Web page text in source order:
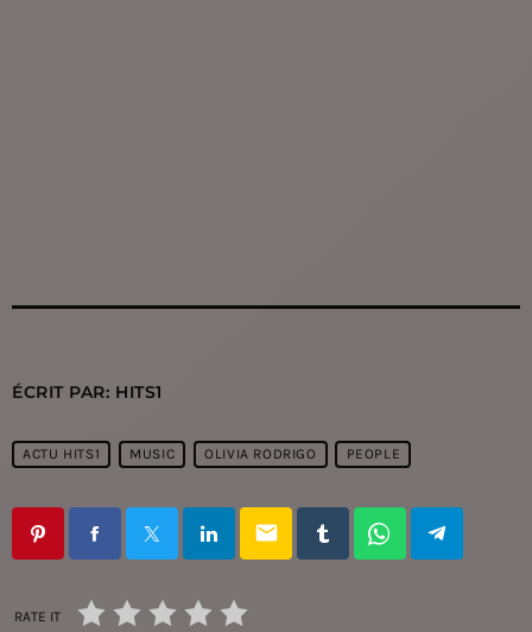
ÉCRIT PAR: HITS1
ACTU HITS1 MUSIC OLIVIA RODRIGO PEOPLE
email
RATE IT